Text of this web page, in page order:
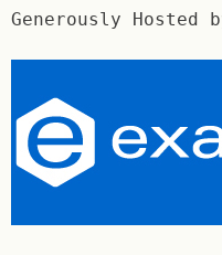
Generously Hosted